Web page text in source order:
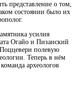
представление о том,
состоянии было их
усилия
Огайо и Пизанский
полевую
Теперь в нём
археологов